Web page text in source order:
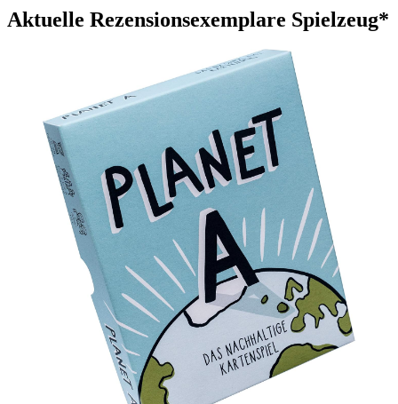
Aktuelle Rezensionsexemplare Spielzeug*